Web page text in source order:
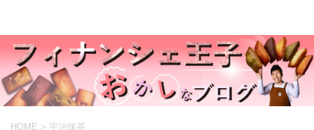
HOME > 宇治抹茶